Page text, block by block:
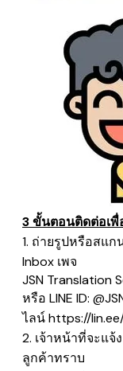
3 ขั้นตอนติดต่อเ
1. ถ่ายรูปหรือสแ
Inbox เพจ
​JSN Translation
หรือ LINE ID:
ไลน์https://
2. เจ้าหน้าที่จะแจ้
ลูกค้าทราบ